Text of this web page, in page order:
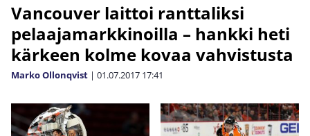
Vancouver laittoi ranttaliksi
pelaajamarkkinoilla – hankki heti
kärkeen kolme kovaa vahvistusta
Marko Ollonqvist | 01.07.2017 17:41